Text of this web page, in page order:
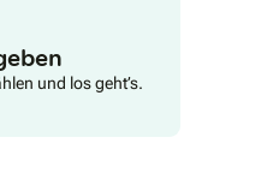
und los geht’s.